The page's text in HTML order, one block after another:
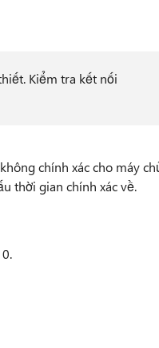
Kiểm tra kết nối
chính xác cho máy
thời gian chính xác về.